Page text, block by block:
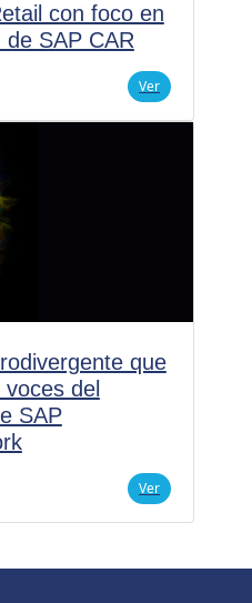
con foco en
de SAP CAR
Ver
que
del
SAP
Ver